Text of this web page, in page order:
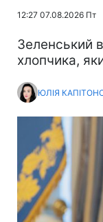
12:27 07.08.2026 Пт
Зеленський
хлопчика,
ЮЛІЯ